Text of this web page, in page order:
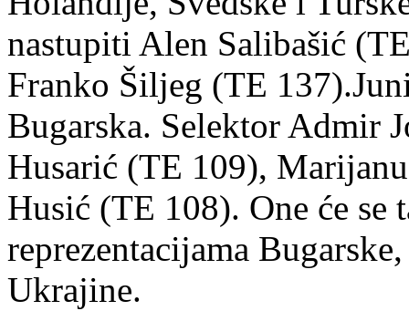
nastupiti Alen Salibašić
Franko Šiljeg (TE
Bugarska. Selektor Admir
Husarić (TE 109),
Husić (TE 108). One će
reprezentacijama
Ukrajine.